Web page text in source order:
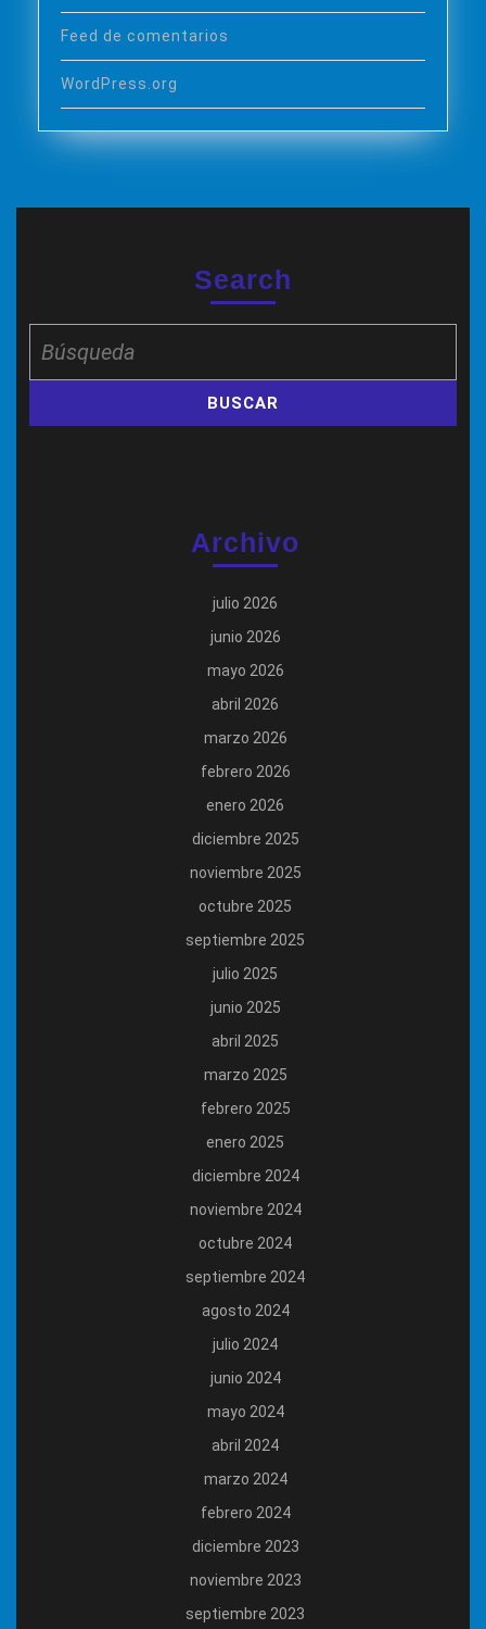
Feed de comentarios
WordPress.org
Search
Archivo
julio 2026
junio 2026
mayo 2026
abril 2026
marzo 2026
febrero 2026
enero 2026
diciembre 2025
noviembre 2025
octubre 2025
septiembre 2025
julio 2025
junio 2025
abril 2025
marzo 2025
febrero 2025
enero 2025
diciembre 2024
noviembre 2024
octubre 2024
septiembre 2024
agosto 2024
julio 2024
junio 2024
mayo 2024
abril 2024
marzo 2024
febrero 2024
diciembre 2023
noviembre 2023
septiembre 2023